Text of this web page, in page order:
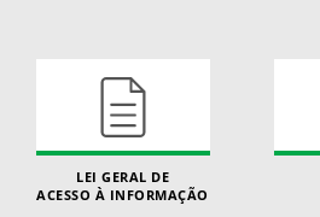
LEI GERAL DE
ACESSO À INFORMAÇÃO